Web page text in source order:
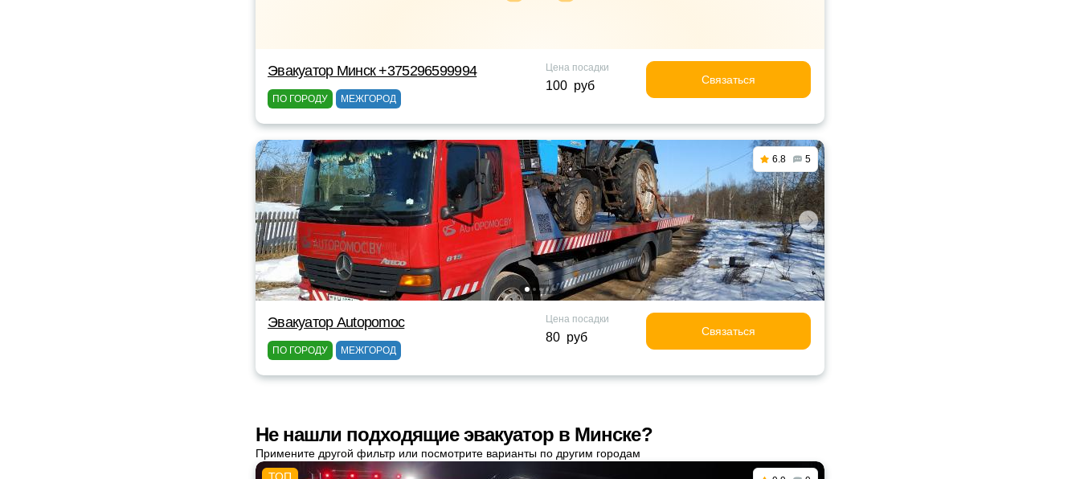
Эвакуатор Минск +375296599994
ПО ГОРОДУ МЕЖГОРОД
Цена посадки
100 руб Связаться
6.8 5
Эвакуатор Autopomoc
ПО ГОРОДУ МЕЖГОРОД
Цена посадки
80 руб Связаться
Не нашли подходящие эвакуатор в Минске?
Примените другой фильтр или посмотрите варианты по другим городам